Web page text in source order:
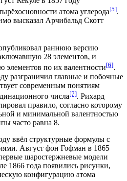
атома углерода[5].
высказал Арчибальд Скотт
раннюю версию
28 элементов, и
элементов по их валентности[6].
разграничил главные и побочные
современным понятиям
числа[7]. Рихард
правило, согласно которому
и минимальной валентностью
часто равна 8.
ввёл структурные формулы с
Август фон Гофман в 1865
шаростержневые модели
1866 года появились рисунки,
конфигурацию атома